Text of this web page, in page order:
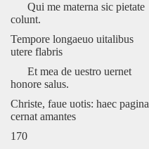
Qui me materna sic pietate
colunt.
Tempore longaeuo uitalibus
utere flabris
Et mea de uestro uernet
honore salus.
Christe, faue uotis: haec pagina
cernat amantes
170